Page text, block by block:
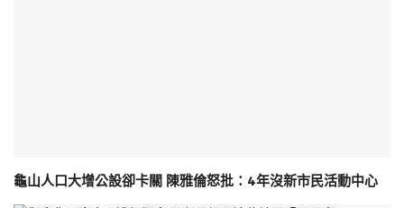
龜山人口大增公設卻卡關 陳雅倫怒批：4年沒新市民活動中心